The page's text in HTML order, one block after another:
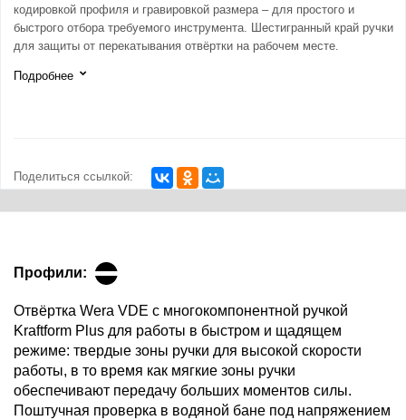
кодировкой профиля и гравировкой размера – для простого и
быстрого отбора требуемого инструмента. Шестигранный край ручки
для защиты от перекатывания отвёртки на рабочем месте.
Подробнее
Поделиться ссылкой:
Профили:
Oтвёртка Wera VDE с многокомпонентной ручкой
Kraftform Plus для работы в быстром и щадящем
режиме: твердые зоны ручки для высокой скорости
работы, в то время как мягкие зоны ручки
обеспечивают передачу больших моментов силы.
Поштучная проверка в водяной бане под напряжением